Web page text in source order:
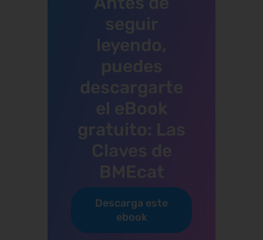
seguir
leyendo,
puedes
descargarte
el eBook
gratuito: Las
Claves de
Descarga este
ebook